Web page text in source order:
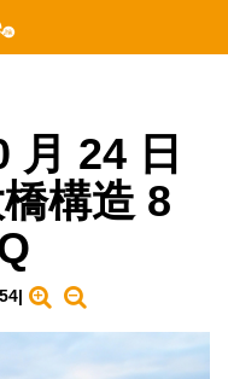
月 24 日
構造 8
|